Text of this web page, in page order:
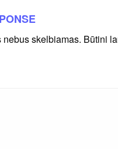
nebus skelbiamas. Būtini